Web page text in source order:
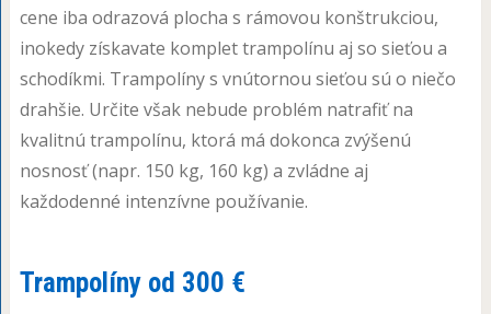
cene iba odrazová plocha s rámovou konštrukciou,
inokedy získavate komplet trampolínu aj so sieťou a
schodíkmi. Trampolíny s vnútornou sieťou sú o niečo
drahšie. Určite však nebude problém natrafiť na
kvalitnú trampolínu, ktorá má dokonca zvýšenú
nosnosť (napr. 150 kg, 160 kg) a zvládne aj
každodenné intenzívne používanie.
Trampolíny od 300 €